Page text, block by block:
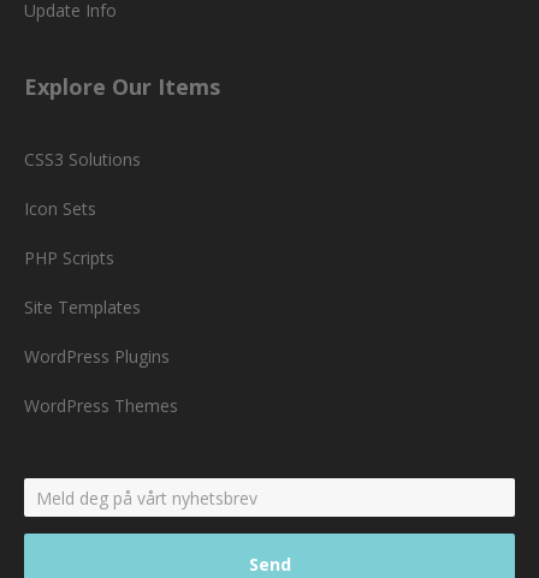
Update Info
Explore Our Items
CSS3 Solutions
Icon Sets
PHP Scripts
Site Templates
WordPress Plugins
WordPress Themes